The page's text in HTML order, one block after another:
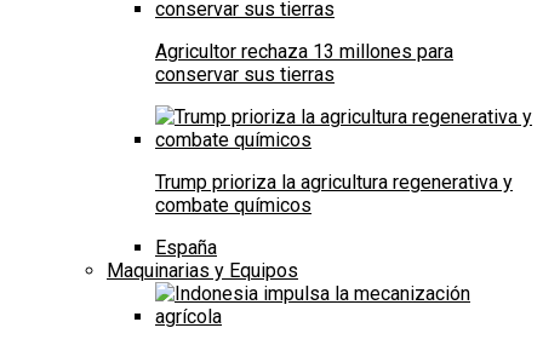
Agricultor rechaza 13 millones para
conservar sus tierras
Trump prioriza la agricultura regenerativa y
combate químicos
España
Maquinarias y Equipos